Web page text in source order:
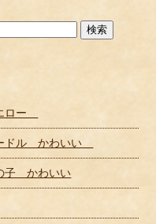
ロー
ドル かわいい
子 かわいい